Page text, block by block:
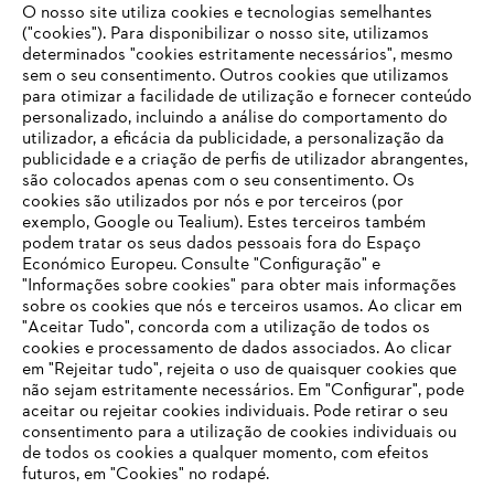
Informações de segurança
Qualidade e inovação STIHL
O SEU NAVEGADOR NÃO SUPORTA
ESTE WEBSITE
Está utilizar um navegador que ainda não suportamos. Para
obter o melhor uso de nosso site, recomendamos que altere
para um dos seguintes navegadores:
O nosso site utiliza cookies e tecnologias semelhantes
("cookies"). Para disponibilizar o nosso site, utilizamos
determinados "cookies estritamente necessários", mesmo
sem o seu consentimento. Outros cookies que utilizamos
para otimizar a facilidade de utilização e fornecer conteúdo
personalizado, incluindo a análise do comportamento do
utilizador, a eficácia da publicidade, a personalização da
publicidade e a criação de perfis de utilizador abrangentes,
são colocados apenas com o seu consentimento. Os
cookies são utilizados por nós e por terceiros (por
exemplo, Google ou Tealium). Estes terceiros também
podem tratar os seus dados pessoais fora do Espaço
Económico Europeu. Consulte "Configuração" e
"Informações sobre cookies" para obter mais informações
sobre os cookies que nós e terceiros usamos. Ao clicar em
"Aceitar Tudo", concorda com a utilização de todos os
cookies e processamento de dados associados. Ao clicar
em "Rejeitar tudo", rejeita o uso de quaisquer cookies que
não sejam estritamente necessários. Em "Configurar", pode
aceitar ou rejeitar cookies individuais. Pode retirar o seu
consentimento para a utilização de cookies individuais ou
de todos os cookies a qualquer momento, com efeitos
futuros, em "Cookies" no rodapé.